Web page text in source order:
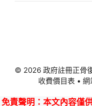
© 2026 政府註冊正骨
收費價目表 •
免責聲明 ：本文內容僅